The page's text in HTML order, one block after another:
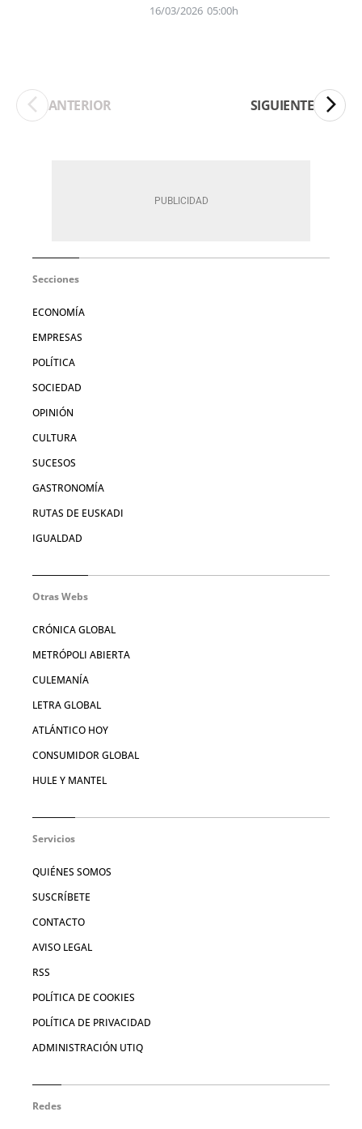
16/03/2026 05:00h
ANTERIOR SIGUIENTE
Secciones
ECONOMÍA
EMPRESAS
POLÍTICA
SOCIEDAD
OPINIÓN
CULTURA
SUCESOS
GASTRONOMÍA
RUTAS DE EUSKADI
IGUALDAD
Otras Webs
CRÓNICA GLOBAL
METRÓPOLI ABIERTA
CULEMANÍA
LETRA GLOBAL
ATLÁNTICO HOY
CONSUMIDOR GLOBAL
HULE Y MANTEL
Servicios
QUIÉNES SOMOS
SUSCRÍBETE
CONTACTO
AVISO LEGAL
RSS
POLÍTICA DE COOKIES
POLÍTICA DE PRIVACIDAD
ADMINISTRACIÓN UTIQ
Redes